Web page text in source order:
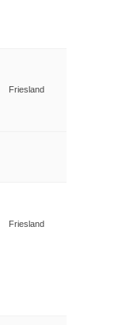
Friesland
Friesland